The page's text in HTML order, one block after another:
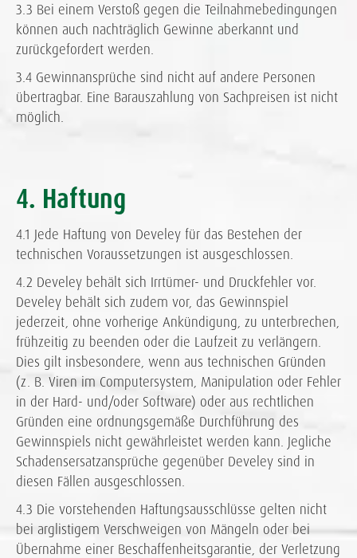
3.3 Bei einem Verstoß gegen die Teilnahmebedingungen
können auch nachträglich Gewinne aberkannt und
zurückgefordert werden.
3.4 Gewinnansprüche sind nicht auf andere Personen
übertragbar. Eine Barauszahlung von Sachpreisen ist nicht
möglich.
4. Haftung
4.1 Jede Haftung von Develey für das Bestehen der
technischen Voraussetzungen ist ausgeschlossen.
4.2 Develey behält sich Irrtümer- und Druckfehler vor.
Develey behält sich zudem vor, das Gewinnspiel
jederzeit, ohne vorherige Ankündigung, zu unterbrechen,
frühzeitig zu beenden oder die Laufzeit zu verlängern.
Dies gilt insbesondere, wenn aus technischen Gründen
(z. B. Viren im Computersystem, Manipulation oder Fehler
in der Hard- und/oder Software) oder aus rechtlichen
Gründen eine ordnungsgemäße Durchführung des
Gewinnspiels nicht gewährleistet werden kann. Jegliche
Schadensersatzansprüche gegenüber Develey sind in
diesen Fällen ausgeschlossen.
4.3 Die vorstehenden Haftungsausschlüsse gelten nicht
bei arglistigem Verschweigen von Mängeln oder bei
Übernahme einer Beschaffenheitsgarantie, der Verletzung